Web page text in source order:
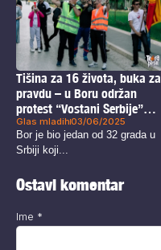
Tišina za 16 života, buka za
pravdu – u Boru održan
protest “Vostani Serbije”
(FOTO)
Glas mladih03/06/2025
Bor je bio jedan od 32 grada u
Srbiji koji...
Ostavi komentar
Ime *